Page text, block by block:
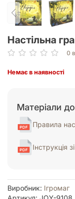
Настільна
0
Немає в наявності
Матеріали
Правила
Інструкція
Виробник: Ігромаг